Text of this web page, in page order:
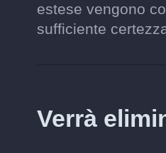
estese vengono
sufficiente
Verrà